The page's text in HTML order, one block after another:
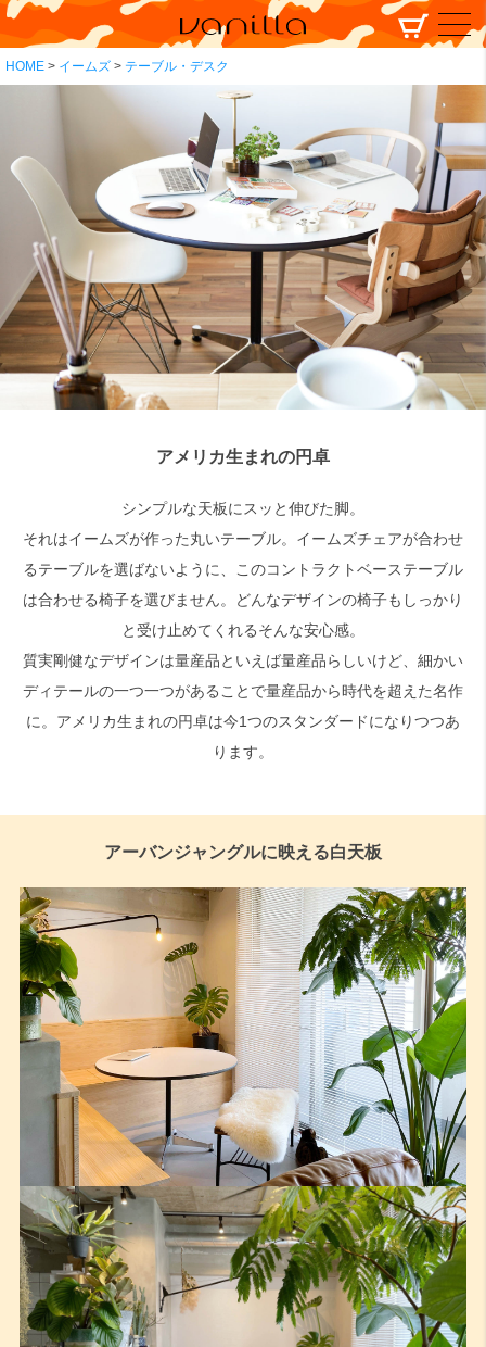
HOME イームズ テーブル・デスク
検索
アメリカ生まれの円卓
シンプルな天板にスッと伸びた脚。
それはイームズが作った丸いテーブル。イームズチェアが合わせ
るテーブルを選ばないように、このコントラクトベーステーブル
は合わせる椅子を選びません。どんなデザインの椅子もしっかり
と受け止めてくれるそんな安心感。
質実剛健なデザインは量産品といえば量産品らしいけど、細かい
ディテールの一つ一つがあることで量産品から時代を超えた名作
に。アメリカ生まれの円卓は今1つのスタンダードになりつつあ
ります。
アーバンジャングルに映える白天板